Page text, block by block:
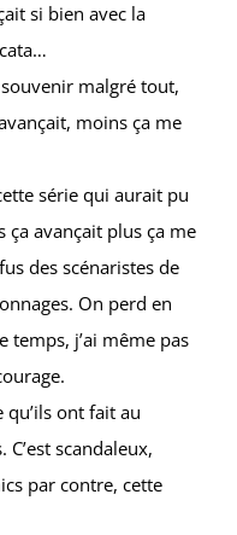
si bien avec la
malgré tout,
moins ça me
série qui aurait pu
ça avançait plus ça me
des scénaristes de
On perd en
temps, j’ai même pas
qu’ils ont fait au
scandaleux,
par contre, cette